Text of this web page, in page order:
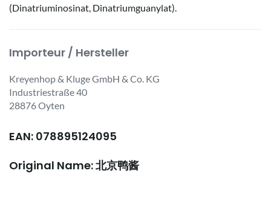
(Dinatriuminosinat, Dinatriumguanylat).
Importeur / Hersteller
Kreyenhop & Kluge GmbH & Co. KG
Industriestraße 40
28876 Oyten
EAN: 078895124095
Original Name: 北京鸭酱